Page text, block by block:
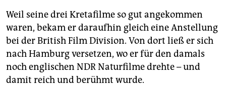
Weil seine drei Kretafilme so gut angekommen
waren, bekam er daraufhin gleich eine Anstellung
bei der British Film Division. Von dort ließ er sich
nach Hamburg versetzen, wo er für den damals
noch englischen NDR Naturfilme drehte – und
damit reich und berühmt wurde.